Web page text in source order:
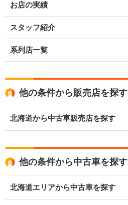
お店の実績
スタッフ紹介
系列店一覧
他の条件から販売店を探す
北海道から中古車販売店を探す
他の条件から中古車を探す
北海道エリアから中古車を探す